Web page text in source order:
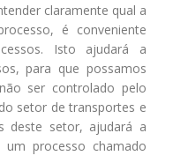
claramente qual a
é conveniente
Isto ajudará a
para que possamos
ser controlado pelo
setor de transportes e
deste setor, ajudará a
processo chamado